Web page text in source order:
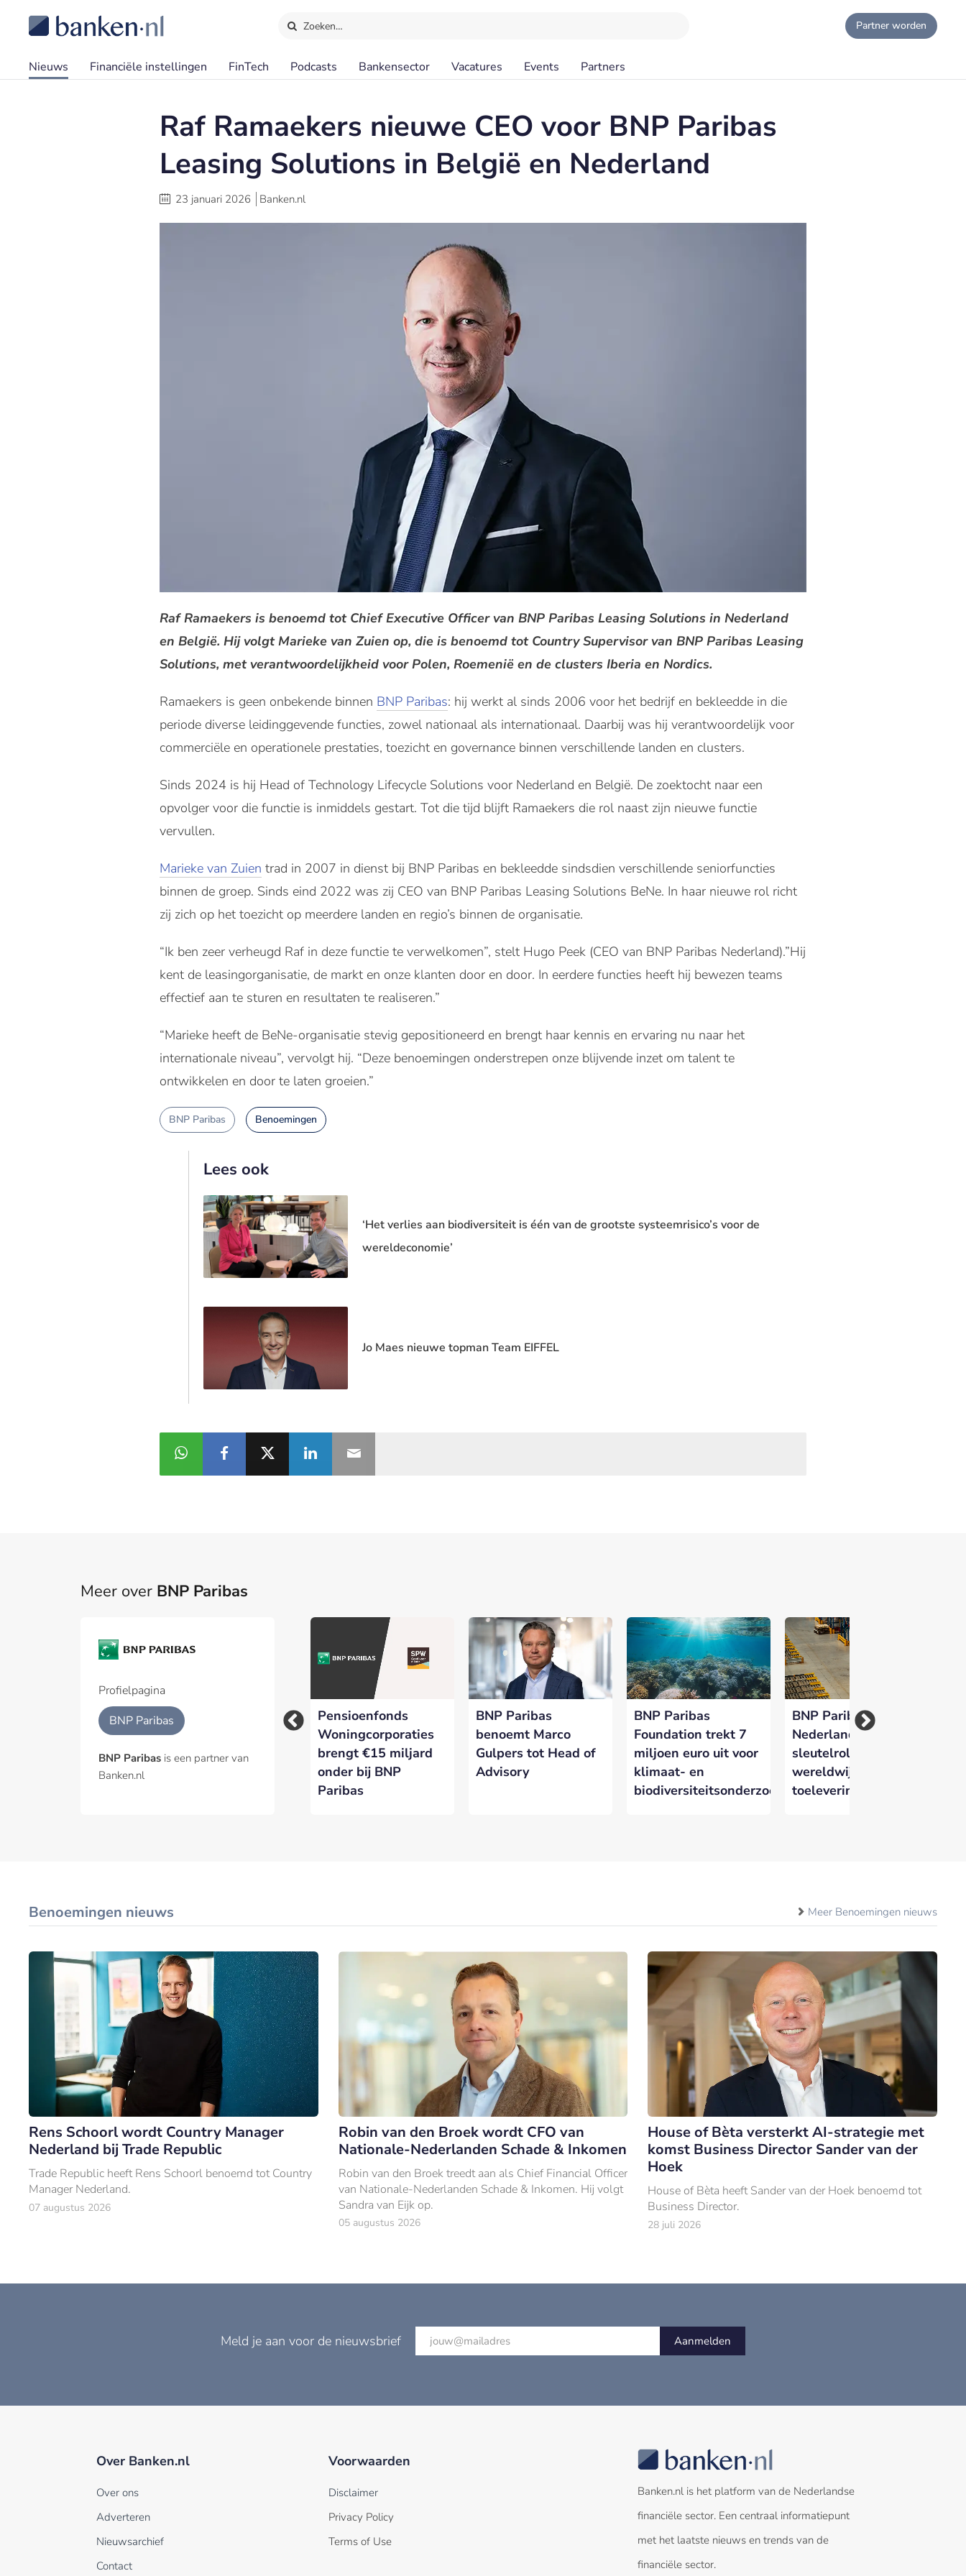
Zoeken… Partner worden
Nieuws Financiële instellingen FinTech Podcasts Bankensector Vacatures Events Partners
Raf Ramaekers nieuwe CEO voor BNP Paribas
Leasing Solutions in België en Nederland
23 januari 2026 Banken.nl
Raf Ramaekers is benoemd tot Chief Executive Officer van BNP Paribas Leasing Solutions in Nederland
en België. Hij volgt Marieke van Zuien op, die is benoemd tot Country Supervisor van BNP Paribas Leasing
Solutions, met verantwoordelijkheid voor Polen, Roemenië en de clusters Iberia en Nordics.
Ramaekers is geen onbekende binnen BNP Paribas: hij werkt al sinds 2006 voor het bedrijf en bekleedde in die
periode diverse leidinggevende functies, zowel nationaal als internationaal. Daarbij was hij verantwoordelijk voor
commerciële en operationele prestaties, toezicht en governance binnen verschillende landen en clusters.
Sinds 2024 is hij Head of Technology Lifecycle Solutions voor Nederland en België. De zoektocht naar een
opvolger voor die functie is inmiddels gestart. Tot die tijd blijft Ramaekers die rol naast zijn nieuwe functie
vervullen.
Marieke van Zuien trad in 2007 in dienst bij BNP Paribas en bekleedde sindsdien verschillende seniorfuncties
binnen de groep. Sinds eind 2022 was zij CEO van BNP Paribas Leasing Solutions BeNe. In haar nieuwe rol richt
zij zich op het toezicht op meerdere landen en regio’s binnen de organisatie.
“Ik ben zeer verheugd Raf in deze functie te verwelkomen”, stelt Hugo Peek (CEO van BNP Paribas Nederland).”Hij
kent de leasingorganisatie, de markt en onze klanten door en door. In eerdere functies heeft hij bewezen teams
effectief aan te sturen en resultaten te realiseren.”
“Marieke heeft de BeNe-organisatie stevig gepositioneerd en brengt haar kennis en ervaring nu naar het
internationale niveau”, vervolgt hij. “Deze benoemingen onderstrepen onze blijvende inzet om talent te
ontwikkelen en door te laten groeien.”
BNP Paribas Benoemingen
Lees ook
‘Het verlies aan biodiversiteit is één van de grootste systeemrisico’s voor de
wereldeconomie’
Jo Maes nieuwe topman Team EIFFEL
Meer over BNP Paribas
Profielpagina
BNP Paribas
BNP Paribas is een partner van
Banken.nl
Nederlandse banken
verdienden ruim €1
‘De angst voor de
transitie is groter
dan de angst voor
Pensioenfonds
Woningcorporaties
brengt €15 miljard
onder bij BNP
Paribas
BNP Paribas
benoemt Marco
Gulpers tot Head of
Advisory
BNP Paribas
Foundation trekt 7
miljoen euro uit voor
klimaat- en
biodiversiteitsonderzoek
BNP Paribas:
Nederland speelt
sleutelrol in
wereldwijde AI-
toeleveringsketen
Benoemingen nieuws Meer Benoemingen nieuws
Rens Schoorl wordt Country Manager
Nederland bij Trade Republic
Trade Republic heeft Rens Schoorl benoemd tot Country
Manager Nederland.
07 augustus 2026
Robin van den Broek wordt CFO van
Nationale-Nederlanden Schade & Inkomen
Robin van den Broek treedt aan als Chief Financial Officer
van Nationale-Nederlanden Schade & Inkomen. Hij volgt
Sandra van Eijk op.
05 augustus 2026
House of Bèta versterkt AI-strategie met
komst Business Director Sander van der
Hoek
House of Bèta heeft Sander van der Hoek benoemd tot
Business Director.
28 juli 2026
Meld je aan voor de nieuwsbrief Aanmelden
Over Banken.nl
Over ons
Adverteren
Nieuwsarchief
Contact
Voorwaarden
Disclaimer
Privacy Policy
Terms of Use
Banken.nl is het platform van de Nederlandse
financiële sector. Een centraal informatiepunt
met het laatste nieuws en trends van de
financiële sector.